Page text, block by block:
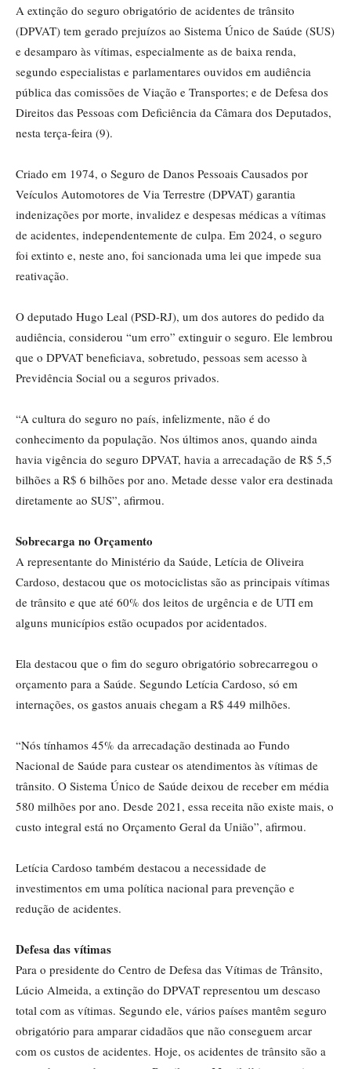
A extinção do seguro obrigatório de acidentes de trânsito
(DPVAT) tem gerado prejuízos ao Sistema Único de Saúde (SUS)
e desamparo às vítimas, especialmente as de baixa renda,
segundo especialistas e parlamentares ouvidos em audiência
pública das comissões de Viação e Transportes; e de Defesa dos
Direitos das Pessoas com Deficiência da Câmara dos Deputados,
nesta terça-feira (9).
Criado em 1974, o Seguro de Danos Pessoais Causados por
Veículos Automotores de Via Terrestre (DPVAT) garantia
indenizações por morte, invalidez e despesas médicas a vítimas
de acidentes, independentemente de culpa. Em 2024, o seguro
foi extinto e, neste ano, foi sancionada uma lei que impede sua
reativação.
O deputado Hugo Leal (PSD-RJ), um dos autores do pedido da
audiência, considerou “um erro” extinguir o seguro. Ele lembrou
que o DPVAT beneficiava, sobretudo, pessoas sem acesso à
Previdência Social ou a seguros privados.
“A cultura do seguro no país, infelizmente, não é do
conhecimento da população. Nos últimos anos, quando ainda
havia vigência do seguro DPVAT, havia a arrecadação de R$ 5,5
bilhões a R$ 6 bilhões por ano. Metade desse valor era destinada
diretamente ao SUS”, afirmou.
Sobrecarga no Orçamento
A representante do Ministério da Saúde, Letícia de Oliveira
Cardoso, destacou que os motociclistas são as principais vítimas
de trânsito e que até 60% dos leitos de urgência e de UTI em
alguns municípios estão ocupados por acidentados.
Ela destacou que o fim do seguro obrigatório sobrecarregou o
orçamento para a Saúde. Segundo Letícia Cardoso, só em
internações, os gastos anuais chegam a R$ 449 milhões.
“Nós tínhamos 45% da arrecadação destinada ao Fundo
Nacional de Saúde para custear os atendimentos às vítimas de
trânsito. O Sistema Único de Saúde deixou de receber em média
580 milhões por ano. Desde 2021, essa receita não existe mais, o
custo integral está no Orçamento Geral da União”, afirmou.
Letícia Cardoso também destacou a necessidade de
investimentos em uma política nacional para prevenção e
redução de acidentes.
Defesa das vítimas
Para o presidente do Centro de Defesa das Vítimas de Trânsito,
Lúcio Almeida, a extinção do DPVAT representou um descaso
total com as vítimas. Segundo ele, vários países mantêm seguro
obrigatório para amparar cidadãos que não conseguem arcar
com os custos de acidentes. Hoje, os acidentes de trânsito são a